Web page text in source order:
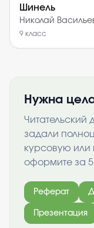
Шинель
Николай
9 класс
Нужна
Читательский
задали
курсовую или
оформите за
Реферат
Презентация